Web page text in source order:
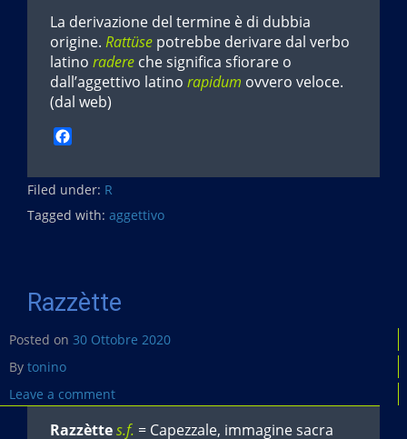
La derivazione del termine è di dubbia
origine. Rattüse potrebbe derivare dal verbo
latino radere che significa sfiorare o
dall’aggettivo latino rapidum ovvero veloce.
(dal web)
c
e
b
Filed under: R
Tagged with: aggettivo
Razzètte
Posted on 30 Ottobre 2020
By tonino
Leave a comment
Razzèttes.f. = Capezzale, immagine sacra